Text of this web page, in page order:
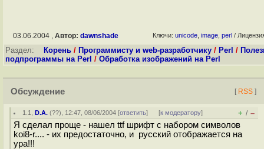
03.06.2004 , Автор: dawnshade Ключи: unicode image perl /
Раздел: Корень / Программисту и web-разработчику / Perl /
подпрограммы на Perl / Обработка изображений на Perl
Обсуждение [ RSS ]
1.1 ,D.A. (??), 12:47, 08/06/2004 [ответить] [к модератору] + / –
Я сделал проще - нашел ttf шрифт с набором символов
koi8-r.... - их предостаточно, и русский отображается на
ура!!!